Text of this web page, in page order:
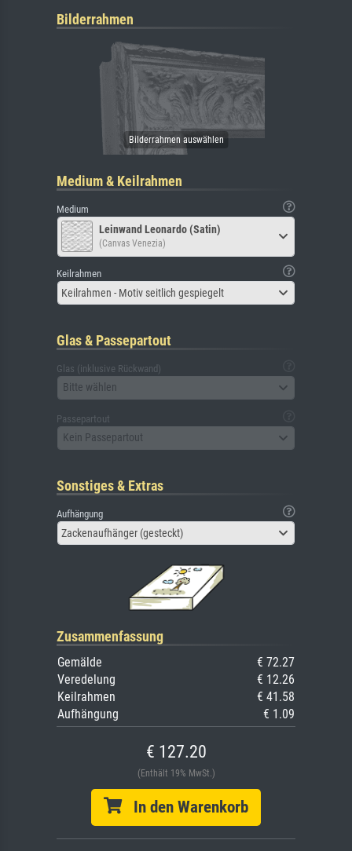
Bilderrahmen
Medium & Keilrahmen
Medium
Leinwand Leonardo (Satin)
(Canvas Venezia)
Keilrahmen
Keilrahmen - Motiv seitlich gespiegelt
Glas & Passepartout
Glas (inklusive Rückwand)
Bitte wählen
Passepartout
Kein Passepartout
Sonstiges & Extras
Aufhängung
Zackenaufhänger (gesteckt)
Zusammenfassung
Gemälde
€ 72.27
Veredelung
€ 12.26
Keilrahmen
€ 41.58
Aufhängung
€ 1.09
€ 127.20
(Enthält 19% MwSt.)
In den Warenkorb